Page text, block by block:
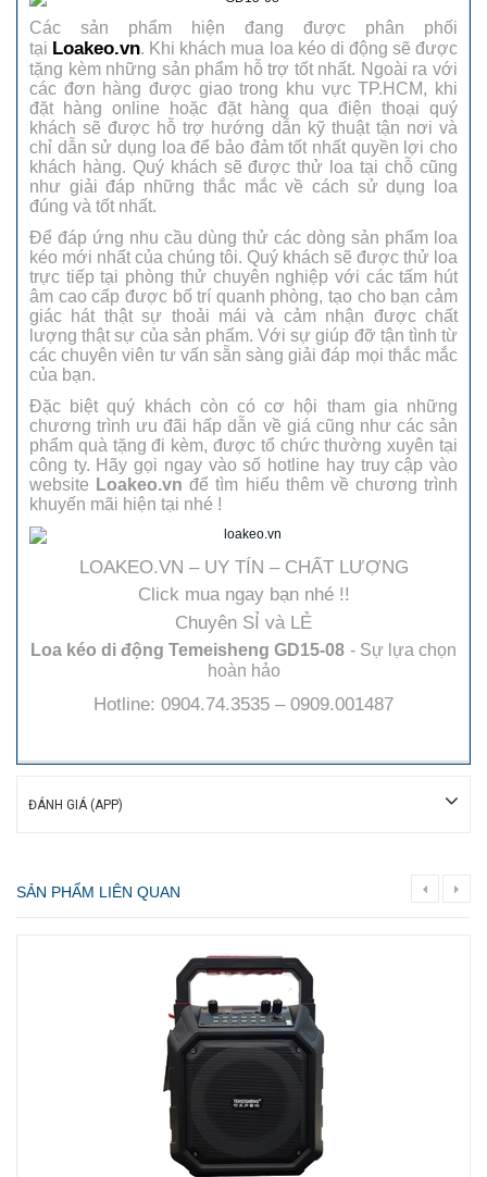
Các sản phẩm hiện đang được phân phối
tại Loakeo.vn. Khi khách mua loa kéo di động sẽ được
tặng kèm những sản phẩm hỗ trợ tốt nhất. Ngoài ra với
các đơn hàng được giao trong khu vực TP.HCM, khi
đặt hàng online hoặc đặt hàng qua điện thoại quý
khách sẽ được hỗ trợ hướng dẫn kỹ thuật tận nơi và
chỉ dẫn sử dụng loa để bảo đảm tốt nhất quyền lợi cho
khách hàng. Quý khách sẽ được thử loa tại chỗ cũng
như giải đáp những thắc mắc về cách sử dụng loa
đúng và tốt nhất.
Để đáp ứng nhu cầu dùng thử các dòng sản phẩm loa
kéo mới nhất của chúng tôi. Quý khách sẽ được thử loa
trực tiếp tại phòng thử chuyên nghiệp với các tấm hút
âm cao cấp được bố trí quanh phòng, tạo cho bạn cảm
giác hát thật sự thoải mái và cảm nhận được chất
lượng thật sự của sản phẩm. Với sự giúp đỡ tận tình từ
các chuyên viên tư vấn sẵn sàng giải đáp mọi thắc mắc
của bạn.
Đặc biệt quý khách còn có cơ hội tham gia những
chương trình ưu đãi hấp dẫn về giá cũng như các sản
phẩm quà tặng đi kèm, được tổ chức thường xuyên tại
công ty. Hãy gọi ngay vào số hotline hay truy cập vào
website Loakeo.vn để tìm hiểu thêm về chương trình
khuyến mãi hiện tại nhé !
LOAKEO.VN – UY TÍN – CHẤT LƯỢNG
Click mua ngay bạn nhé !!
Chuyên SỈ và LẺ
Loa kéo di động Temeisheng GD15-08 - Sự lựa chọn
hoàn hảo
Hotline: 0904.74.3535 – 0909.001487
ĐÁNH GIÁ (APP)
SẢN PHẨM LIÊN QUAN